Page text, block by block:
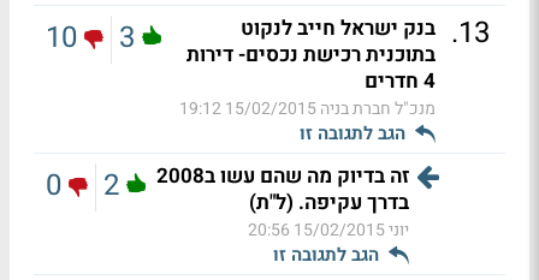
13
. בנק ישראל חייב לנקוט
בתוכנית רכישת נכסים- דירות
4 חדרים
מנכ"ל חברת בניה15/02/2015 19:12
הגב לתגובה זו
3
10
זה בדיוק מה שהם עשו ב2008
בדרך עקיפה. (ל"ת)
יוני15/02/2015 20:56
הגב לתגובה זו
2
0